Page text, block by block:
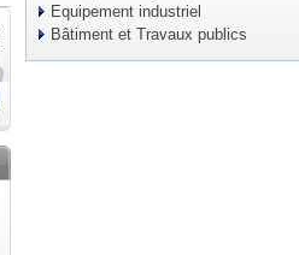
Equipement industriel
Bâtiment et Travaux publics